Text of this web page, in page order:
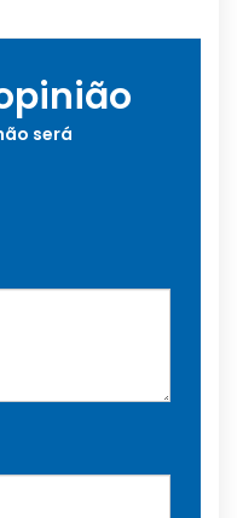
será